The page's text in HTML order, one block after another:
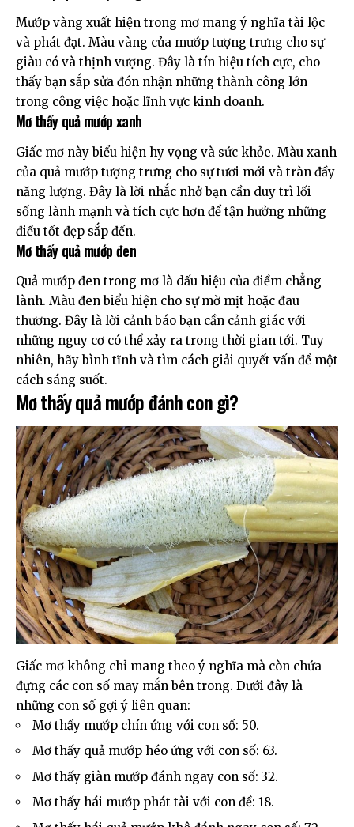
Mướp vàng xuất hiện trong mơ mang ý nghĩa tài lộc
và phát đạt. Màu vàng của mướp tượng trưng cho sự
giàu có và thịnh vượng. Đây là tín hiệu tích cực, cho
thấy bạn sắp sửa đón nhận những thành công lớn
trong công việc hoặc lĩnh vực kinh doanh.
Mơ thấy quả mướp xanh
Giấc mơ này biểu hiện hy vọng và sức khỏe. Màu xanh
của quả mướp tượng trưng cho sự tươi mới và tràn đầy
năng lượng. Đây là lời nhắc nhở bạn cần duy trì lối
sống lành mạnh và tích cực hơn để tận hưởng những
điều tốt đẹp sắp đến.
Mơ thấy quả mướp đen
Quả mướp đen trong mơ là dấu hiệu của điềm chẳng
lành. Màu đen biểu hiện cho sự mờ mịt hoặc đau
thương. Đây là lời cảnh báo bạn cần cảnh giác với
những nguy cơ có thể xảy ra trong thời gian tới. Tuy
nhiên, hãy bình tĩnh và tìm cách giải quyết vấn đề một
cách sáng suốt.
Mơ thấy quả mướp đánh con gì?
Giấc mơ không chỉ mang theo ý nghĩa mà còn chứa
đựng các con số may mắn bên trong. Dưới đây là
những con số gợi ý liên quan:
Mơ thấy mướp chín ứng với con số: 50.
Mơ thấy quả mướp héo ứng với con số: 63.
Mơ thấy giàn mướp đánh ngay con số: 32.
Mơ thấy hái mướp phát tài với con đề: 18.